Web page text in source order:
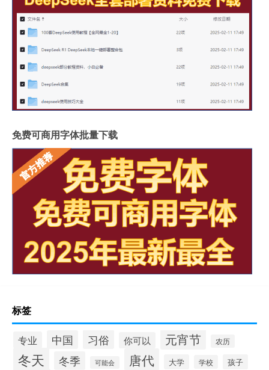
免费可商用字体批量下载
标签
专业 中国 习俗 你可以 元宵节 农历
冬天 冬季 可能会 唐代 大学 学校 孩子